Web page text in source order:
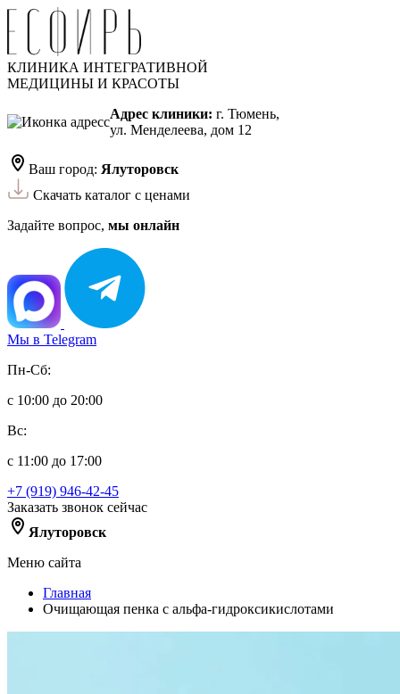
КЛИНИКА ИНТЕГРАТИВНОЙ
МЕДИЦИНЫ И КРАСОТЫ
Адрес клиники: г. Тюмень,
ул. Менделеева, дом 12
Ваш город: Ялуторовск
Скачать каталог с ценами
Задайте вопрос, мы онлайн
Мы в Telegram
Пн-Сб:
с 10:00 до 20:00
Вс:
с 11:00 до 17:00
+7 (919) 946-42-45
Заказать звонок сейчас
Ялуторовск
Меню сайта
Главная
Очищающая пенка с альфа-гидроксикислотами